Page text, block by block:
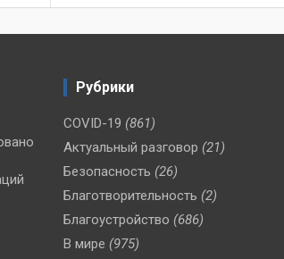
Рубрики
COVID-19 (861)
Актуальный разговор (21)
Безопасность (26)
Благотворительность (2)
Благоустройство (686)
В мире (975)